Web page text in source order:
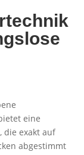
eine
die exakt auf
abgestimmt